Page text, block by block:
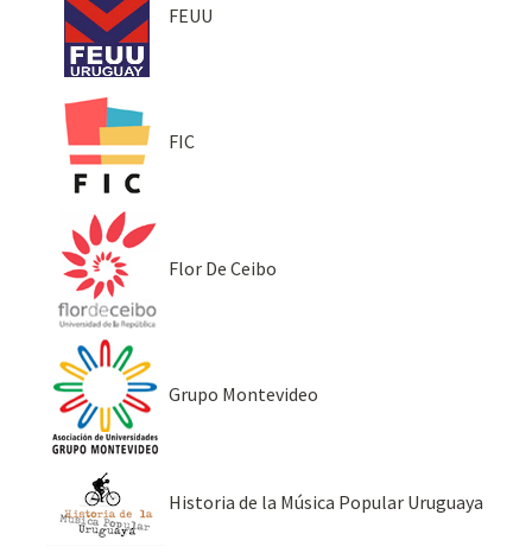
FEUU
FIC
Flor De Ceibo
Grupo Montevideo
Historia de la Música Popular Uruguaya